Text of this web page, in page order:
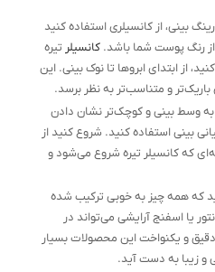
بینی، از کانسیلری استفاده کنید
از رنگ پوست شما باشد. کانسیلر تیره
از ابتدای ابروها تا نوک بینی. این
و متناسب‌تر به نظر برسد.
وسط بینی و کوچک‌تر نشان دادن
بینی استفاده کنید. شروع کنید از
که کانسیلر تیره شروع می‌شود و
که همه چیز به خوبی ترکیب شده
یا اسفنج آرایشی می‌تواند در
و یکنواخت این محصولات بسیار
و زیبا به دست آید.